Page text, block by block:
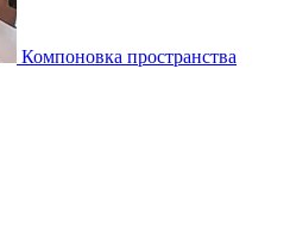
Компоновка пространства